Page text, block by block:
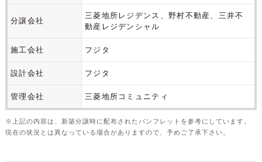
分譲会社
三菱地所レジデンス、野村不動産、三井不
動産レジデンシャル
施工会社 フジタ
設計会社 フジタ
管理会社 三菱地所コミュニティ
※上記の内容は、新築分譲時に配布されたパンフレットを参考にしています。
現在の状況とは異なっている場合がありますので、予めご了承下さい。